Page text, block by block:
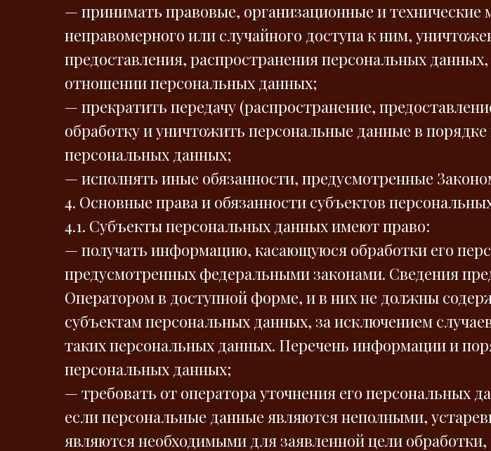
— принимать правовые, организационные и
неправомерного или случайного доступа к ним,
предоставления, распространения персональных
отношении персональных данных;
— прекратить передачу (распространение,
обработку и уничтожить персональные данные в
персональных данных;
— исполнять иные обязанности, предусмотренные
4. Основные права и обязанности субъектов
4.1. Субъекты персональных данных имеют право:
— получать информацию, касающуюся обработки его
предусмотренных федеральными законами. Сведения
Оператором в доступной форме, и в них не должны
субъектам персональных данных, за исключением
таких персональных данных. Перечень информации и
персональных данных;
— требовать от оператора уточнения его персональных
если персональные данные являются неполными,
являются необходимыми для заявленной цели